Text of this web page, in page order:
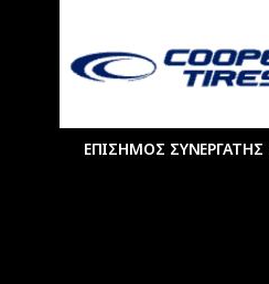
ΕΠΙΣΗΜΟΣ ΣΥΝΕΡΓΑΤΗΣ